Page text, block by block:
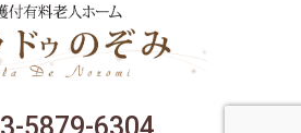
5879-6304